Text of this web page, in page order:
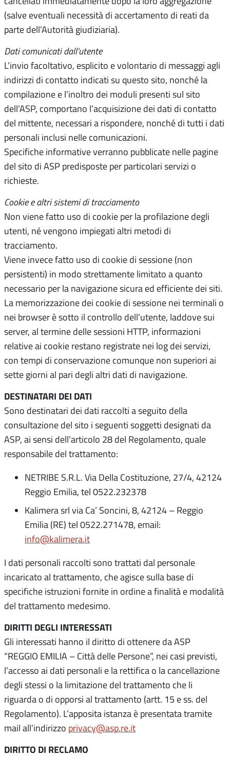
(salve eventuali necessità di accertamento di reati da
parte dell’Autorità giudiziaria).
Dati comunicati dall’utente
L’invio facoltativo, esplicito e volontario di messaggi agli
indirizzi di contatto indicati su questo sito, nonché la
compilazione e l’inoltro dei moduli presenti sul sito
dell’ASP, comportano l’acquisizione dei dati di contatto
del mittente, necessari a rispondere, nonché di tutti i dati
personali inclusi nelle comunicazioni.
Specifiche informative verranno pubblicate nelle pagine
del sito di ASP predisposte per particolari servizi o
richieste.
Cookie e altri sistemi di tracciamento
Non viene fatto uso di cookie per la profilazione degli
utenti, né vengono impiegati altri metodi di
tracciamento.
Viene invece fatto uso di cookie di sessione (non
persistenti) in modo strettamente limitato a quanto
necessario per la navigazione sicura ed efficiente dei siti.
La memorizzazione dei cookie di sessione nei terminali o
nei browser è sotto il controllo dell’utente, laddove sui
server, al termine delle sessioni HTTP, informazioni
relative ai cookie restano registrate nei log dei servizi,
con tempi di conservazione comunque non superiori ai
sette giorni al pari degli altri dati di navigazione.
DESTINATARI DEI DATI
Sono destinatari dei dati raccolti a seguito della
consultazione del sito i seguenti soggetti designati da
ASP, ai sensi dell’articolo 28 del Regolamento, quale
responsabile del trattamento:
NETRIBE S.R.L. Via Della Costituzione, 27/4, 42124
Reggio Emilia, tel 0522.232378
Kalimera srl via Ca’ Soncini, 8, 42124 – Reggio
Emilia (RE) tel 0522.271478, email:
info@kalimera.it
I dati personali raccolti sono trattati dal personale
incaricato al trattamento, che agisce sulla base di
specifiche istruzioni fornite in ordine a finalità e modalità
del trattamento medesimo.
DIRITTI DEGLI INTERESSATI
Gli interessati hanno il diritto di ottenere da ASP
“REGGIO EMILIA – Città delle Persone”, nei casi previsti,
l’accesso ai dati personali e la rettifica o la cancellazione
degli stessi o la limitazione del trattamento che li
riguarda o di opporsi al trattamento (artt. 15 e ss. del
Regolamento). L’apposita istanza è presentata tramite
mail all’indirizzo privacy@asp.re.it
DIRITTO DI RECLAMO